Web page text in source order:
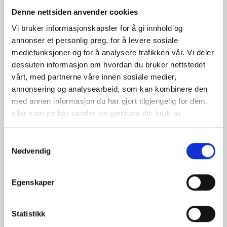
Denne nettsiden anvender cookies
Vi bruker informasjonskapsler for å gi innhold og
annonser et personlig preg, for å levere sosiale
mediefunksjoner og for å analysere trafikken vår. Vi deler
dessuten informasjon om hvordan du bruker nettstedet
vårt, med partnerne våre innen sosiale medier,
annonsering og analysearbeid, som kan kombinere den
med annen informasjon du har gjort tilgjengelig for dem,
eller som de har samlet inn gjennom din bruk av
tjenestene deres.
Nødvendig
Egenskaper
Statistikk
Kantine